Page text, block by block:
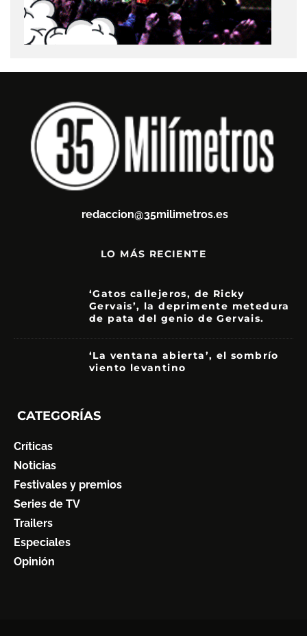
redaccion@35milimetros.es
LO MÁS RECIENTE
‘Gatos callejeros, de Ricky
Gervais’, la deprimente metedura
de pata del genio de Gervais.
‘La ventana abierta’, el sombrío
viento levantino
CATEGORÍAS
Críticas
Noticias
Festivales y premios
Series de TV
Trailers
Especiales
Opinión